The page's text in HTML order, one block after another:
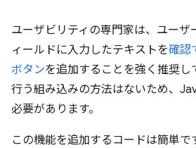
ユーザビリティの専門家は、ユーザ
ィールドに入力したテキストを確認
ボタンを追加することを強く推奨し
行う組み込みの方法はないため、
必要があります。
この機能を追加するコードは簡単で